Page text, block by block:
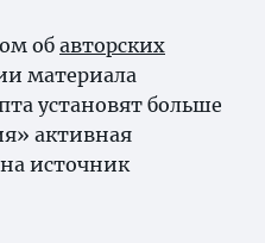
об авторских
материала
установят больше
активная
источник